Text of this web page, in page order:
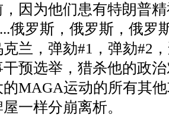
因为他们患有特朗普
俄罗斯，俄罗斯，俄罗
兰，弹劾#1，弹劾#2
干预选举，猎杀他的政
MAGA运动的所有其
一样分崩离析。